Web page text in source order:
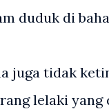
duduk di
juga tidak
lelaki yang